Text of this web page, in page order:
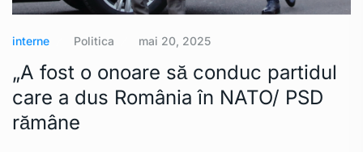
interne Politica mai 20, 2025
„A fost o onoare să conduc partidul
care a dus România în NATO/ PSD
rămâne